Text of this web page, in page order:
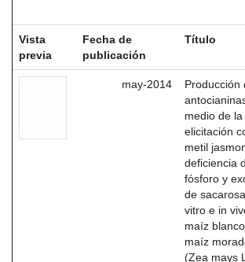
Vista
previa
Fecha de
publicación
Título
may-2014
Producción
medio de la
elicitación
metil
deficiencia
fósforo y
de
vitro e in
maíz
maíz
(Zea mays